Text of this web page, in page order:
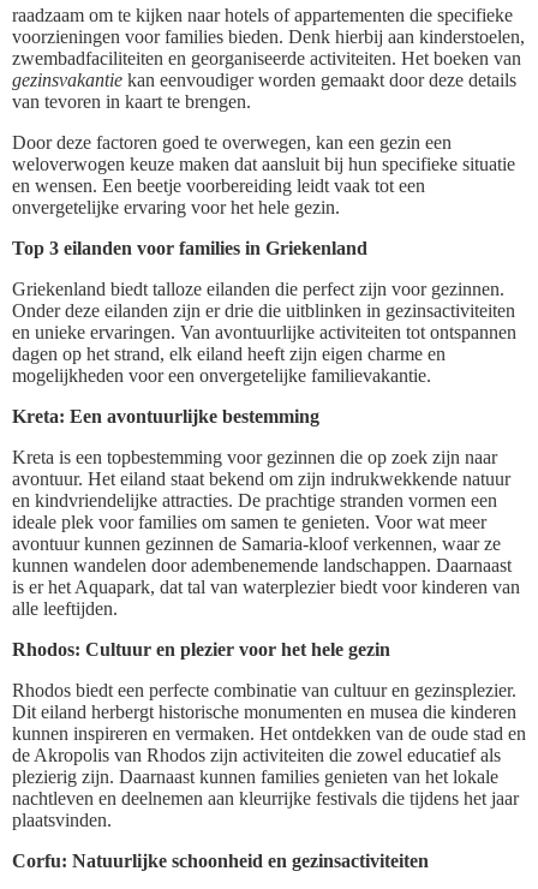
raadzaam om te kijken naar hotels of appartementen die specifieke
voorzieningen voor families bieden. Denk hierbij aan kinderstoelen,
zwembadfaciliteiten en georganiseerde activiteiten. Het boeken van
gezinsvakantie kan eenvoudiger worden gemaakt door deze details
van tevoren in kaart te brengen.
Door deze factoren goed te overwegen, kan een gezin een
weloverwogen keuze maken dat aansluit bij hun specifieke situatie
en wensen. Een beetje voorbereiding leidt vaak tot een
onvergetelijke ervaring voor het hele gezin.
Top 3 eilanden voor families in Griekenland
Griekenland biedt talloze eilanden die perfect zijn voor gezinnen.
Onder deze eilanden zijn er drie die uitblinken in gezinsactiviteiten
en unieke ervaringen. Van avontuurlijke activiteiten tot ontspannen
dagen op het strand, elk eiland heeft zijn eigen charme en
mogelijkheden voor een onvergetelijke familievakantie.
Kreta: Een avontuurlijke bestemming
Kreta is een topbestemming voor gezinnen die op zoek zijn naar
avontuur. Het eiland staat bekend om zijn indrukwekkende natuur
en kindvriendelijke attracties. De prachtige stranden vormen een
ideale plek voor families om samen te genieten. Voor wat meer
avontuur kunnen gezinnen de Samaria-kloof verkennen, waar ze
kunnen wandelen door adembenemende landschappen. Daarnaast
is er het Aquapark, dat tal van waterplezier biedt voor kinderen van
alle leeftijden.
Rhodos: Cultuur en plezier voor het hele gezin
Rhodos biedt een perfecte combinatie van cultuur en gezinsplezier.
Dit eiland herbergt historische monumenten en musea die kinderen
kunnen inspireren en vermaken. Het ontdekken van de oude stad en
de Akropolis van Rhodos zijn activiteiten die zowel educatief als
plezierig zijn. Daarnaast kunnen families genieten van het lokale
nachtleven en deelnemen aan kleurrijke festivals die tijdens het jaar
plaatsvinden.
Corfu: Natuurlijke schoonheid en gezinsactiviteiten